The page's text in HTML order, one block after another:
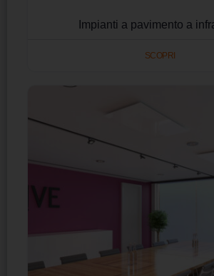
Impianti a pavimento a
SCOPRI